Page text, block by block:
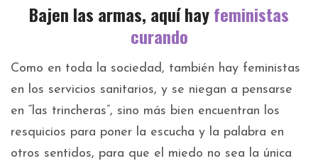
Bajen las armas, aquí hayfeministas
curando
Como en toda la sociedad, también hay feministas
en los servicios sanitarios, y se niegan a pensarse
en “las trincheras”, sino más bien encuentran los
resquicios para poner la escucha y la palabra en
otros sentidos, para que el miedo no sea la única